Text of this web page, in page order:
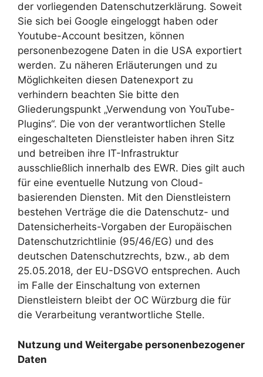
der vorliegenden Datenschutzerklärung. Soweit
Sie sich bei Google eingeloggt haben oder
Youtube-Account besitzen, können
personenbezogene Daten in die USA exportiert
werden. Zu näheren Erläuterungen und zu
Möglichkeiten diesen Datenexport zu
verhindern beachten Sie bitte den
Gliederungspunkt „Verwendung von YouTube-
Plugins“. Die von der verantwortlichen Stelle
eingeschalteten Dienstleister haben ihren Sitz
und betreiben ihre IT-Infrastruktur
ausschließlich innerhalb des EWR. Dies gilt auch
für eine eventuelle Nutzung von Cloud-
basierenden Diensten. Mit den Dienstleistern
bestehen Verträge die die Datenschutz- und
Datensicherheits-Vorgaben der Europäischen
Datenschutzrichtlinie (95/46/EG) und des
deutschen Datenschutzrechts, bzw., ab dem
25.05.2018, der EU-DSGVO entsprechen. Auch
im Falle der Einschaltung von externen
Dienstleistern bleibt der OC Würzburg die für
die Verarbeitung verantwortliche Stelle.
Nutzung und Weitergabe personenbezogener
Daten